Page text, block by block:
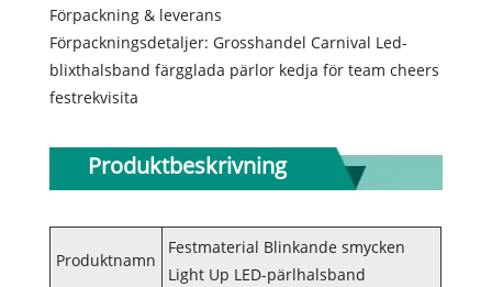
Förpackning & leverans
Förpackningsdetaljer: Grosshandel Carnival Led-
blixthalsband färgglada pärlor kedja för team cheers
festrekvisita
Produktbeskrivning
Produktnamn
Festmaterial Blinkande smycken
Light Up LED-pärlhalsband